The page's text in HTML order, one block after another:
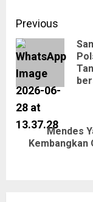
Previous
Mendes
Kembangkan